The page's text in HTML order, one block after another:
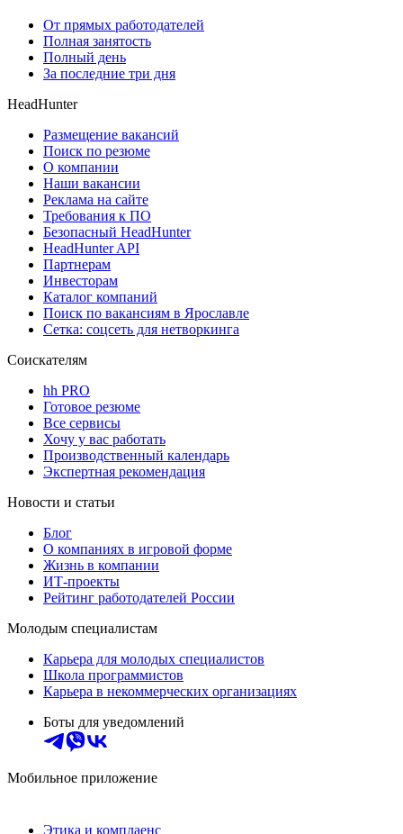
От прямых работодателей
Полная занятость
Полный день
За последние три дня
HeadHunter
Размещение вакансий
Поиск по резюме
О компании
Наши вакансии
Реклама на сайте
Требования к ПО
Безопасный HeadHunter
HeadHunter API
Партнерам
Инвесторам
Каталог компаний
Поиск по вакансиям в Ярославле
Сетка: соцсеть для нетворкинга
Соискателям
hh PRO
Готовое резюме
Все сервисы
Хочу у вас работать
Производственный календарь
Экспертная рекомендация
Новости и статьи
Блог
О компаниях в игровой форме
Жизнь в компании
ИТ-проекты
Рейтинг работодателей России
Молодым специалистам
Карьера для молодых специалистов
Школа программистов
Карьера в некоммерческих организациях
Боты для уведомлений
Мобильное приложение
Этика и комплаенс